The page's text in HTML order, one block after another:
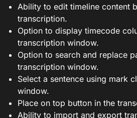
Ability to edit timeline content
transcription.
Option to display timecode
transcription window.
Option to search and replace
transcription window.
Select a sentence using mark
window.
Place on top button in the
Ability to import and export